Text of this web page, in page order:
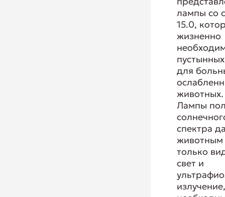
лампы со
15.0,
жизненно
для
животных.
Лампы
спектра
животным
только
свет и